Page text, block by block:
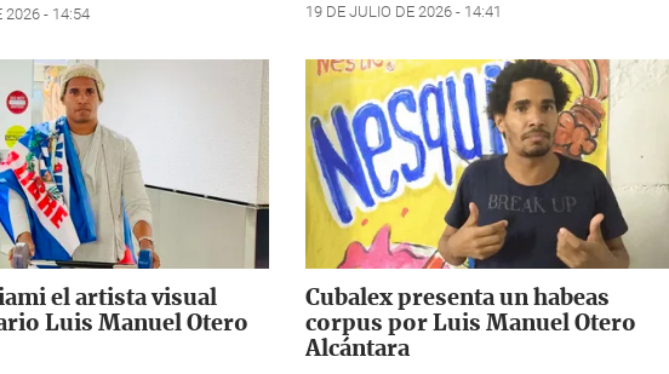
2026 - 14:54 19 DE JULIO DE 2026 - 14:41
el artista visual
Luis Manuel Otero
Cubalex presenta un habeas
corpus por Luis Manuel Otero
Alcántara